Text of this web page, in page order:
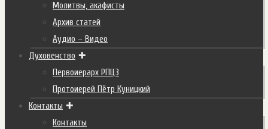
Молитвы, акафисты
Архив статей
Аудио – Видео
Духовенство
Первоиерарх РПЦЗ
Протоиерей Пётр Куницкий
Контакты
Контакты